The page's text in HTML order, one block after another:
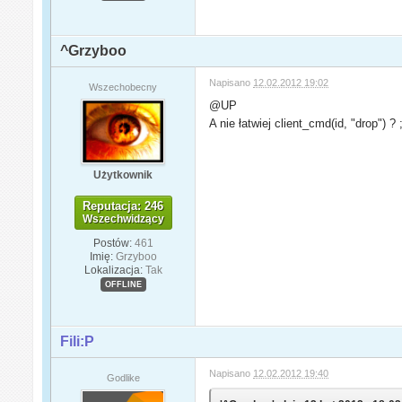
^Grzyboo
Wszechobecny
Użytkownik
Reputacja: 246
Wszechwidzący
Postów: 461
Imię: Grzyboo
Lokalizacja: Tak
OFFLINE
Napisano 12.02.2012 19:02
@UP
A nie łatwiej client_cmd(id, "drop") ?
Fili:P
Godlike Napisano 12.02.2012 19:40